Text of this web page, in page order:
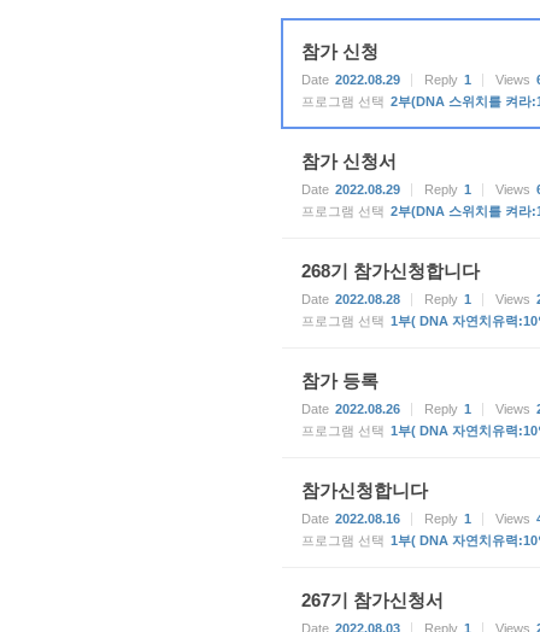
참가 신청
Date 2022.08.29 Reply 1 Views
프로그램 선택 2부(DNA 스위치를 켜라
참가 신청서
Date 2022.08.29 Reply 1 Views
프로그램 선택 2부(DNA 스위치를 켜라
268기 참가신청합니다
Date 2022.08.28 Reply 1 Views
프로그램 선택 1부( DNA 자연치유력:10
참가 등록
Date 2022.08.26 Reply 1 Views
프로그램 선택 1부( DNA 자연치유력:10
참가신청합니다
Date 2022.08.16 Reply 1 Views
프로그램 선택 1부( DNA 자연치유력:10
267기 참가신청서
Date 2022.08.03 Reply 1 Views